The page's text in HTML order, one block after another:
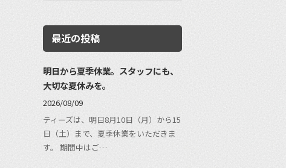
最近の投稿
明日から夏季休業。スタッフにも、
大切な夏休みを。
2026/08/09
ティーズは、明日8月10日（月）から15
日（土）まで、夏季休業をいただきま
す。 期間中はご…